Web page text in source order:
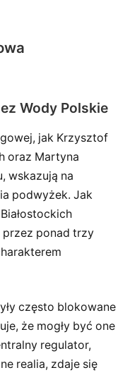
Wody Polskie
jak Krzysztof
oraz Martyna
wskazują na
podwyżek. Jak
przez ponad trzy
często blokowane
że mogły być one
regulator,
realia, zdaje się